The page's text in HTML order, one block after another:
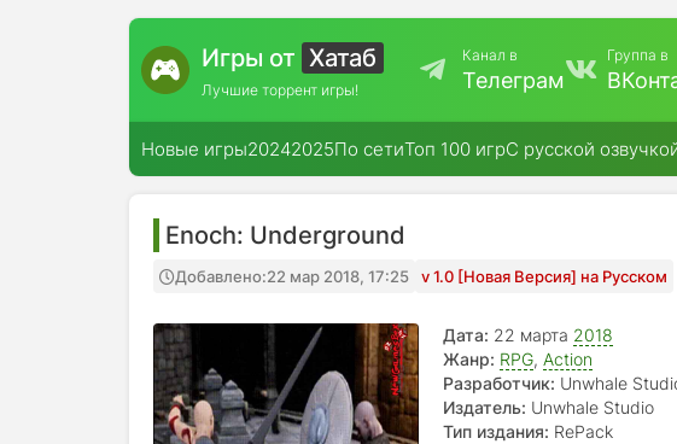
Игры от Хатаб
Лучшие торрент игры!
Канал в
Телеграм
Группа в
Новые игры20242025По сетиТоп 100 игрС русской
Enoch: Underground
Добавлено:22 мар 2018, 17:25 v 1.0 [Новая Версия] на Русском
Дата: 22 марта 2018
Жанр: RPG, Action
Разработчик: Unwhale
Издатель: Unwhale Studio
Тип издания: RePack